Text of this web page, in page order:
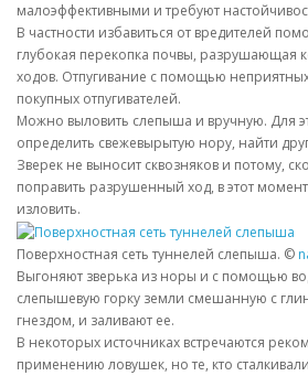
малоэффективными и требуют
В частности избавиться от вредителей
глубокая перекопка почвы, разрушающая
ходов. Отпугивание с помощью
покупных отпугивателей.
Можно выловить слепыша и вручную. Для
определить свежевырытую нору, найти
Зверек не выносит сквозняков и потому,
поправить разрушенный ход, в этот
изловить.
Поверхностная сеть туннелей слепыша. ©
Выгоняют зверька из норы и с помощью
слепышевую горку земли смешанную с
гнездом, и заливают ее.
В некоторых источниках встречаются
применению ловушек, но те, кто